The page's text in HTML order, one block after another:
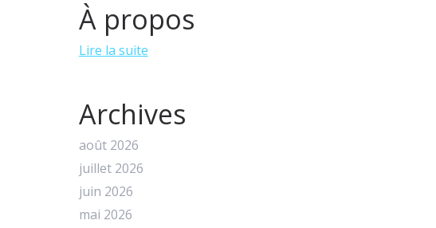
À propos
Lire la suite
Archives
août 2026
juillet 2026
juin 2026
mai 2026